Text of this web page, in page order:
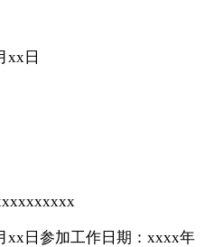
日
日参加工作日期：xxxx年